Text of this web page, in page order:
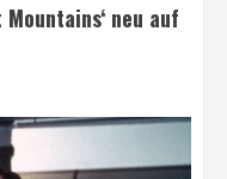
neu auf